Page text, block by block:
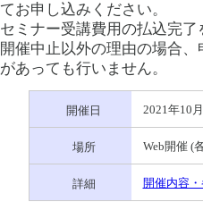
てお申し込みください。
セミナー受講費用の払込完
開催中止以外の理由の場合
があっても行いません。
開催日 2021年10
場所 Web開催 (
詳細 開催内容